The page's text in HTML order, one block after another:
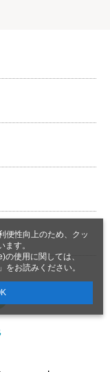
便性向上のため、クッ
す。
使用に関しては、
」をお読みください。